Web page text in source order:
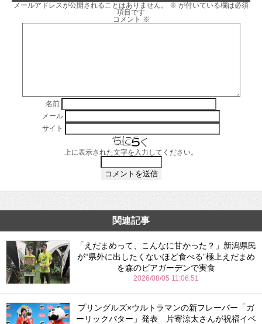
メールアドレスが公開されることはありません。 ※ が付いている欄は必須
項目です
コメント ※
名前
メール
サイト
上に表示された文字を入力してください。
関連記事
「えだまめって、こんなに甘かった？」新潟県民
が“県外に出したくないほど食べる”極上えだまめ
を森のビアガーデンで実食
2026/08/05 11:06:51
プリングルズ×ウルトラマンの新フレーバー「ガ
ーリックバター」発表 片寄涼太さんが祝福イベ